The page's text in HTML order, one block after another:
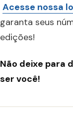
Acesse nossa
garanta seus
edições!
Não deixe para
ser você!